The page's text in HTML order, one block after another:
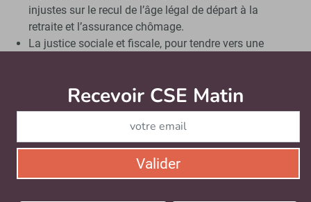
injustes sur le recul de l’âge légal de départ à la
retraite et l’assurance chômage.
La justice sociale et fiscale, pour tendre vers une
possible en répartissant plus justement les richesses
et en augmentant la contribution des plus riches et
Un nouveau pacte de la vie au travail, pour lui
redonner du sens et mettre un terme au “mal-travail”.
Cela ne peut se faire sans respect des organisations
Recevoir CSE Matin
Valider